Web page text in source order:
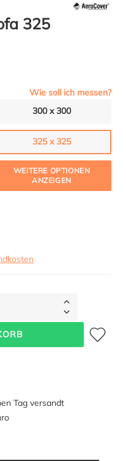
325
Wie soll ich messen?
300 x 300
325 x 325
WEITERE OPTIONEN
ANZEIGEN
Zum
Tag versandt